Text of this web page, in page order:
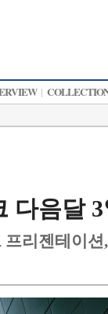
|
다음달
리젠테이